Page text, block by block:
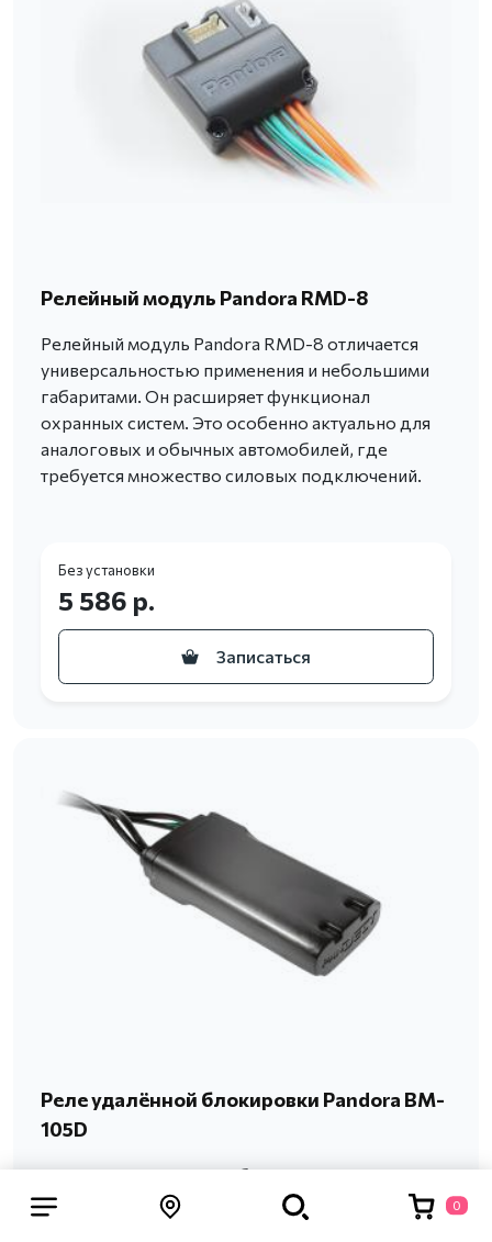
Релейный модуль Pandora RMD-8
Релейный модуль Pandora RMD-8 отличается
универсальностью применения и небольшими
габаритами. Он расширяет функционал
охранных систем. Это особенно актуально для
аналоговых и обычных автомобилей, где
требуется множество силовых подключений.
Без установки
5 586 р.
Записаться
Реле удалённой блокировки Pandora BM-
105D
Кодовое реле скрытой блокировки BM-105D
используется вместе с автомобильными
сигнализациями Пандора для дополнительной
0